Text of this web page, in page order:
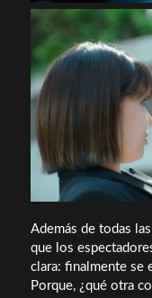
Además de todas
que los
clara: finalmente se
Porque, ¿qué otra